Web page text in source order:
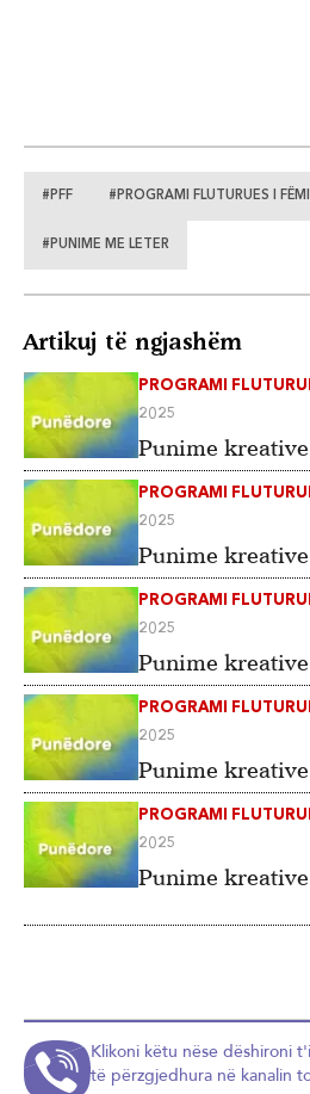
#PFF #PROGRAMI FLUTURUES I
#PUNIME ME LETER
Artikuj të ngjashëm
PROGRAMI
2025
Punime
PROGRAMI
2025
Punime
PROGRAMI
2025
Punime
PROGRAMI
2025
Punime
PROGRAMI
2025
Punime
Klikoni këtu nëse dëshironi
të përzgjedhura në kanalin